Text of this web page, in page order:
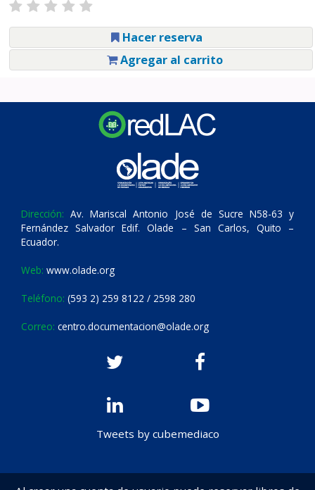
Hacer reserva
Agregar al carrito
Dirección: Av. Mariscal Antonio José de Sucre N58-63 y
Fernández Salvador Edif. Olade – San Carlos, Quito –
Ecuador.
Web: www.olade.org
Teléfono: (593 2) 259 8122 / 2598 280
Correo: centro.documentacion@olade.org
Tweets by cubemediaco